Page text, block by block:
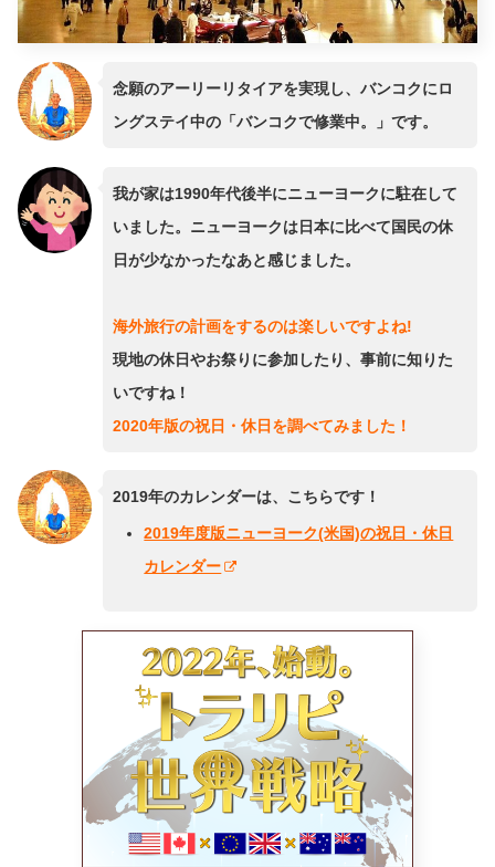
念願のアーリーリタイアを実現し、バンコクにロ
ングステイ中の「バンコクで修業中。」です。
我が家は1990年代後半にニューヨークに駐在して
いました。ニューヨークは日本に比べて国民の休
日が少なかったなあと感じました。
海外旅行の計画をするのは楽しいですよね!
現地の休日やお祭りに参加したり、事前に知りた
いですね！
2020年版の祝日・休日を調べてみました！
2019年のカレンダーは、こちらです！
2019年度版ニューヨーク(米国)の祝日・休日
カレンダー